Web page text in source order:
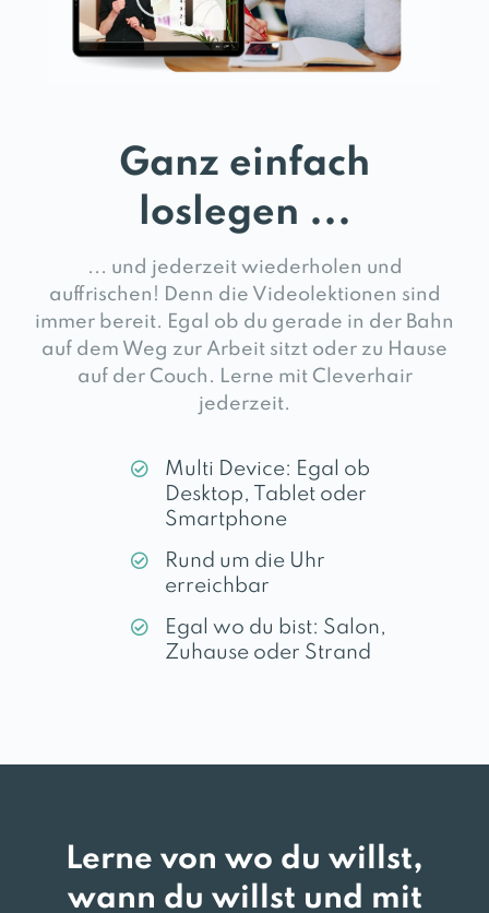
Ganz einfach
loslegen ...
... und jederzeit wiederholen und
auffrischen! Denn die Videolektionen sind
immer bereit. Egal ob du gerade in der Bahn
auf dem Weg zur Arbeit sitzt oder zu Hause
auf der Couch. Lerne mit Cleverhair
jederzeit.
Multi Device: Egal ob
Desktop, Tablet oder
Smartphone
Rund um die Uhr
erreichbar
Egal wo du bist: Salon,
Zuhause oder Strand
Lerne von wo du willst,
wann du willst und mit